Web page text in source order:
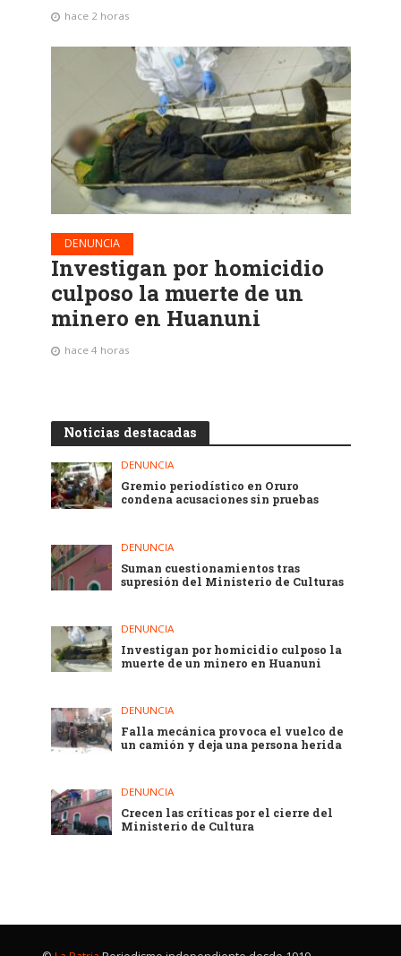
hace 2 horas
DENUNCIA
Investigan por homicidio
culposo la muerte de un
minero en Huanuni
hace 4 horas
Noticias destacadas
DENUNCIA
Gremio periodístico en Oruro
condena acusaciones sin pruebas
DENUNCIA
Suman cuestionamientos tras
supresión del Ministerio de Culturas
DENUNCIA
Investigan por homicidio culposo la
muerte de un minero en Huanuni
DENUNCIA
Falla mecánica provoca el vuelco de
un camión y deja una persona herida
DENUNCIA
Crecen las críticas por el cierre del
Ministerio de Cultura